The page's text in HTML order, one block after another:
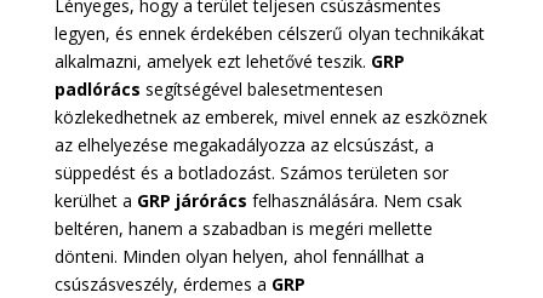
Lényeges, hogy a terület teljesen csúszásmentes
legyen, és ennek érdekében célszerű olyan technikákat
alkalmazni, amelyek ezt lehetővé teszik. GRP
padlórács segítségével balesetmentesen
közlekedhetnek az emberek, mivel ennek az eszköznek
az elhelyezése megakadályozza az elcsúszást, a
süppedést és a botladozást. Számos területen sor
kerülhet a GRP járórács felhasználására. Nem csak
beltéren, hanem a szabadban is megéri mellette
dönteni. Minden olyan helyen, ahol fennállhat a
csúszásveszély, érdemes a GRP